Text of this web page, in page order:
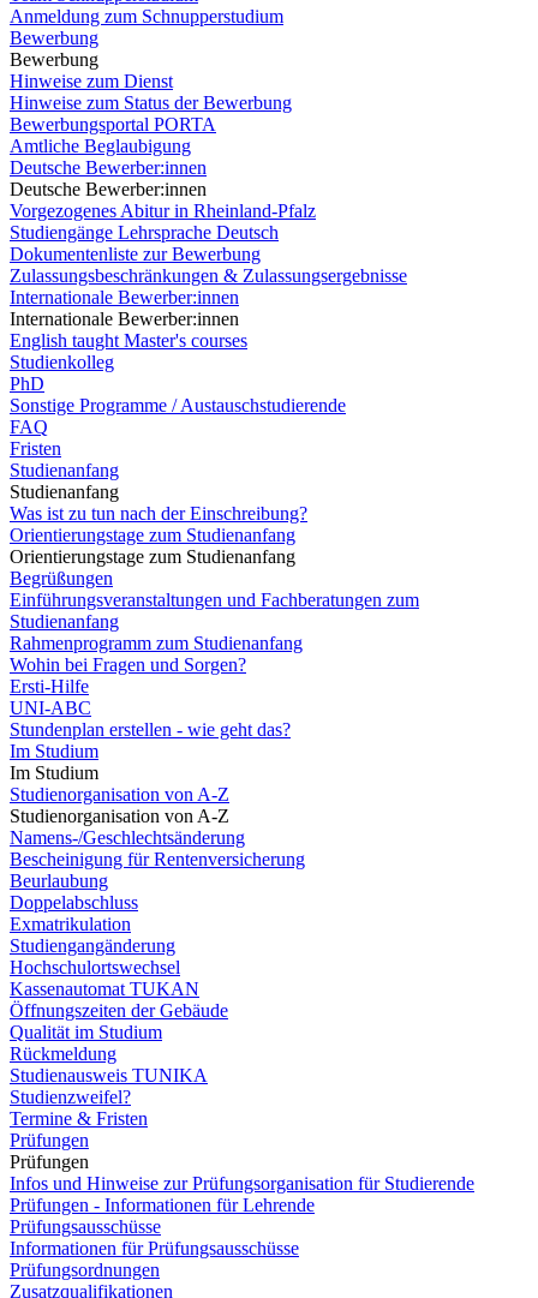
Anmeldung zum Schnupperstudium
Bewerbung
Bewerbung
Hinweise zum Dienst
Hinweise zum Status der Bewerbung
Bewerbungsportal PORTA
Amtliche Beglaubigung
Deutsche Bewerber:innen
Deutsche Bewerber:innen
Vorgezogenes Abitur in Rheinland-Pfalz
Studiengänge Lehrsprache Deutsch
Dokumentenliste zur Bewerbung
Zulassungsbeschränkungen & Zulassungsergebnisse
Internationale Bewerber:innen
Internationale Bewerber:innen
English taught Master's courses
Studienkolleg
PhD
Sonstige Programme / Austauschstudierende
FAQ
Fristen
Studienanfang
Studienanfang
Was ist zu tun nach der Einschreibung?
Orientierungstage zum Studienanfang
Orientierungstage zum Studienanfang
Begrüßungen
Einführungsveranstaltungen und Fachberatungen zum
Studienanfang
Rahmenprogramm zum Studienanfang
Wohin bei Fragen und Sorgen?
Ersti-Hilfe
UNI-ABC
Stundenplan erstellen - wie geht das?
Im Studium
Im Studium
Studienorganisation von A-Z
Studienorganisation von A-Z
Namens-/Geschlechtsänderung
Bescheinigung für Rentenversicherung
Beurlaubung
Doppelabschluss
Exmatrikulation
Studiengangänderung
Hochschulortswechsel
Kassenautomat TUKAN
Öffnungszeiten der Gebäude
Qualität im Studium
Rückmeldung
Studienausweis TUNIKA
Studienzweifel?
Termine & Fristen
Prüfungen
Prüfungen
Infos und Hinweise zur Prüfungsorganisation für Studierende
Prüfungen - Informationen für Lehrende
Prüfungsausschüsse
Informationen für Prüfungsausschüsse
Prüfungsordnungen
Zusatzqualifikationen